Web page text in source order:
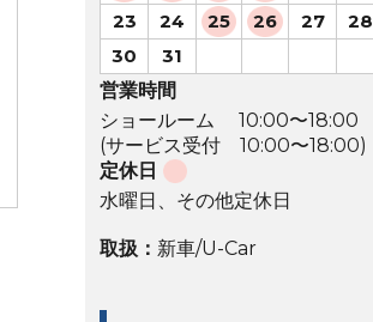
23
24 25 26 27 28
30
31
営業時間
ショールーム 10:00〜18:00
(サービス受付 10:00〜18:00)
定休日
水曜日、その他定休日
取扱： 新車/U-Car